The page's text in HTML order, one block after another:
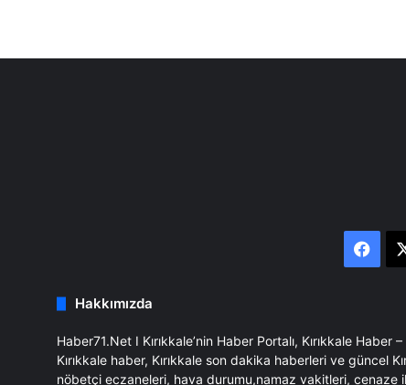
Hakkımızda
Haber71.Net I Kırıkkale’nin Haber Portalı, Kırıkkale Haber
Kırıkkale haber, Kırıkkale son dakika haberleri ve güncel
nöbetçi eczaneleri, hava durumu,namaz vakitleri, cenaze